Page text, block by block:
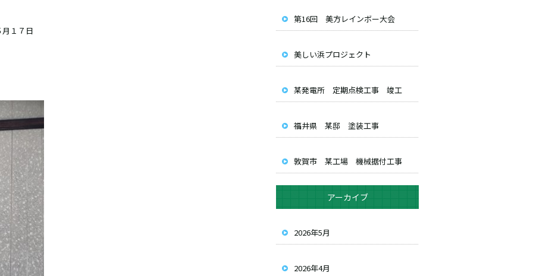
１７日
第16回 美方レインボー大会
美しい浜プロジェクト
某発電所 定期点検工事 竣工
福井県 某邸 塗装工事
敦賀市 某工場 機械据付工事
アーカイブ
2026年5月
2026年4月